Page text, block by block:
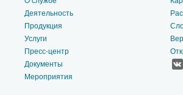
Деятельность
Продукция
Услуги
Пресс-центр
Документы
Мероприятия